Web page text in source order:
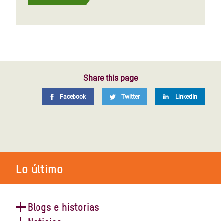
Share this page
Facebook Twitter LinkedIn
Lo último
Blogs e historias